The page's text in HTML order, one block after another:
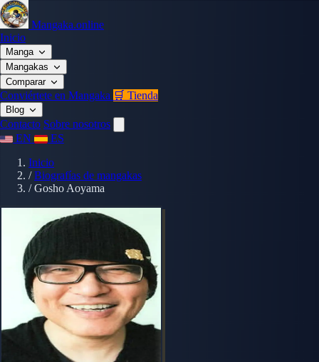
Mangaka.online
Inicio
Manga
Mangakas
Comparar
Conviértete en Mangaka 🛒 Tienda
Blog
Contacto Sobre nosotros
EN
ES
Inicio
/ Biografías de mangakas
/ Gosho Aoyama